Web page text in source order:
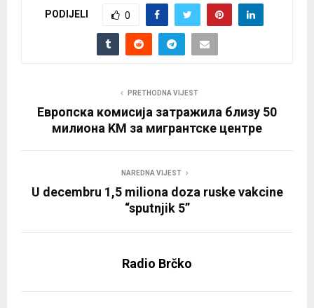
PODIJELI 0
PRETHODNA VIJEST
Европска комисија затражила близу 50
милиона KМ за мигрантске центре
NAREDNA VIJEST
U decembru 1,5 miliona doza ruske vakcine
“sputnjik 5”
Radio Brčko